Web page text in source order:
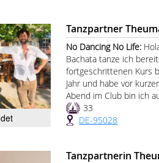
Tanzpartner
No Dancing No Life:
Bachata tanze ich
fortgeschrittenen Kurs
Jahr und habe vor
Abend im Club bin ich
33
DE-95028
Tanzpartnerin